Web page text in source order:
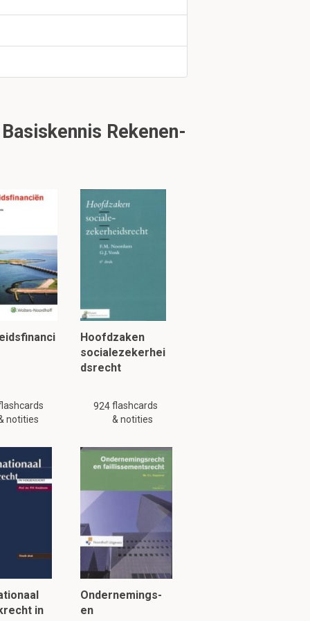
Rekenen-
notities
Hoofdzaken
socialezekerhei
dsrecht
924flashcards
& notities
in
Ondernemings-
en